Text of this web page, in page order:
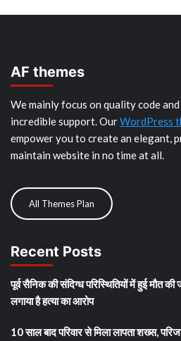
AF themes
We mainly focus on quality code
incredible support. OurWordPress
empower you to create an elegant,
maintain website in no time at all.
All Themes Plan
Recent Posts
पूर्व सैनिक की संदिग्ध परिस्थितियों में हुई मौत
लगाया है हत्या का आरोप
10 साल बाद परिवार से मिला लापता शख्स,